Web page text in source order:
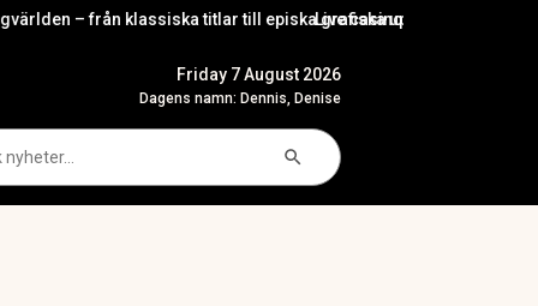
klassiska titlar till episka grafiska upplevelser
Live casino som underhållning: varför
Friday 7 August 2026
Dagens namn: Dennis, Denise
Search Button